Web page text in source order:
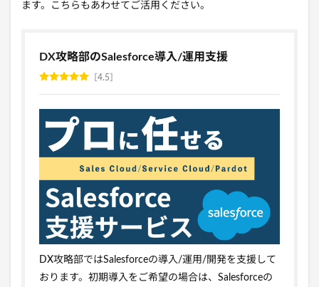
ます。こちらもあわせてご活用ください。
DX攻略部のSalesforce導入/運用支援
4.5
DX攻略部ではSalesforceの導入/運用/開発を支援して
おります。初期導入をご希望の場合は、Salesforceの